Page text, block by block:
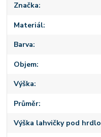
Značka
Materiál
Barva
Objem
Výška
Průměr
Výška lahvičky pod hrdlo